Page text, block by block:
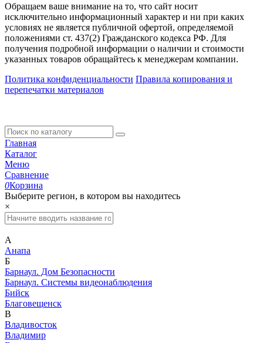
Обращаем ваше внимание на то, что сайт носит
исключительно информационный характер и ни при каких
условиях не является публичной офертой, определяемой
положениями ст. 437(2) Гражданского кодекса РФ. Для
получения подробной информации о наличии и стоимости
указанных товаров обращайтесь к менеджерам компании.
Политика конфиденциальности Правила копирования и
перепечатки материалов
Главная
Каталог
Меню
Сравнение
0Корзина
Выберите регион, в котором вы находитесь
×
А
Анапа
Б
Барнаул. Дом Безопасности
Барнаул. Системы видеонаблюдения
Бийск
Благовещенск
В
Владивосток
Владимир